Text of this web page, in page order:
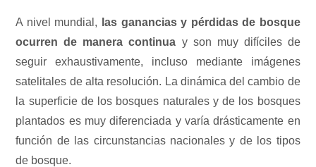
A nivel mundial,
las ganancias y pérdidas de bosque
ocurren de manera continua y son muy difíciles de
seguir exhaustivamente, incluso mediante imágenes
satelitales de alta resolución. La dinámica del cambio de
la superficie de los bosques naturales y de los bosques
plantados es muy diferenciada y varía drásticamente en
función de las circunstancias nacionales y de los tipos
de bosque.